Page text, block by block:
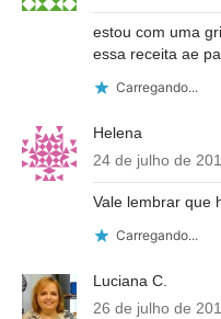
estou com uma
essa receita ae
Carregando...
Helena
24 de julho de
Vale lembrar que
Carregando...
Luciana C.
26 de julho de